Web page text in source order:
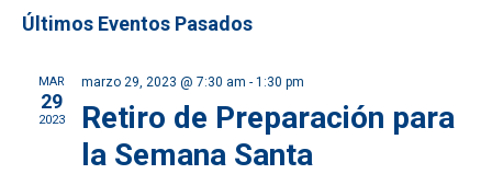
y
la
Últimos Eventos Pasados
MAR
29
2023
marzo 29, 2023 @ 7:30 am - 1:30 pm
Retiro de Preparación para
la Semana Santa